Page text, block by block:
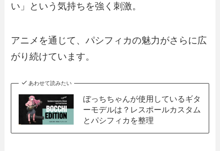
い」という気持ちを強く刺激。
アニメを通じて、パシフィカの魅力がさらに広
がり続けています。
あわせて読みたい
ぼっちちゃんが使用しているギタ
ーモデルは？レスポールカスタム
とパシフィカを整理